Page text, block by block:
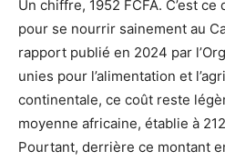
Un chiffre, 1952 FCFA. C’est
pour se nourrir sainement au
rapport publié en 2024 par
unies pour l’alimentation et
continentale, ce coût reste
moyenne africaine, établie à
Pourtant, derrière ce montant